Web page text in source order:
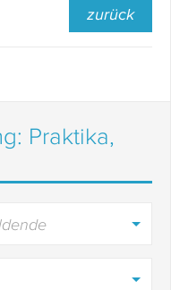
zurück
Praktika,